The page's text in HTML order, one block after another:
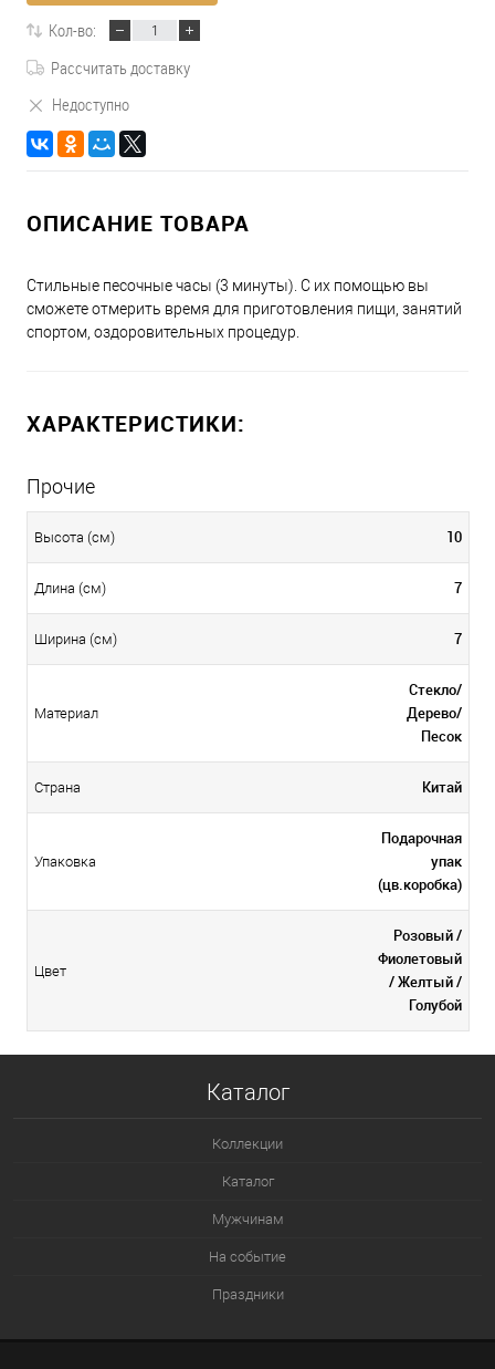
Кол-во:
Рассчитать доставку
Недоступно
ОПИСАНИЕ ТОВАРА
Стильные песочные часы (3 минуты). С их помощью вы
сможете отмерить время для приготовления пищи, занятий
спортом, оздоровительных процедур.
ХАРАКТЕРИСТИКИ:
Прочие
Высота (см) 10
Длина (см) 7
Ширина (см) 7
Материал
Стекло/
Дерево/
Песок
Страна Китай
Упаковка
Подарочная
упак
(цв.коробка)
Цвет
Розовый /
Фиолетовый
/ Желтый /
Голубой
Каталог
Коллекции
Каталог
Мужчинам
На событие
Праздники